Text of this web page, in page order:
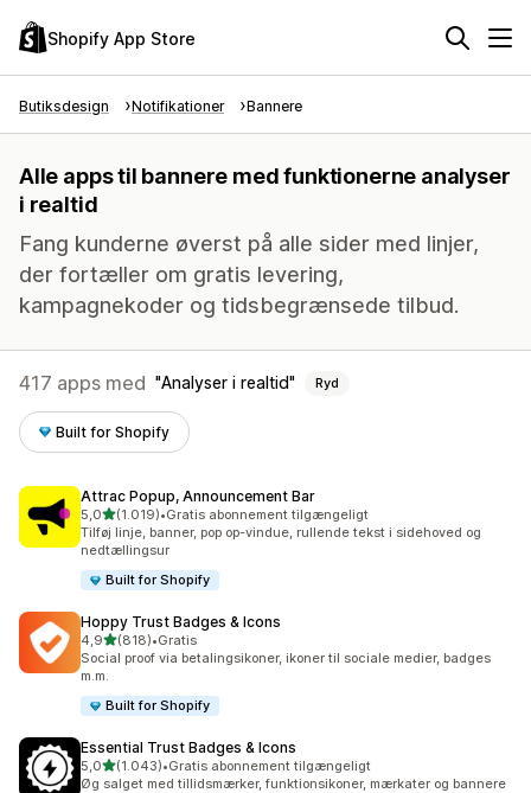
Shopify App Store
Butiksdesign Notifikationer Bannere
Alle apps til bannere med funktionerne analyser
i realtid
Fang kunderne øverst på alle sider med linjer,
der fortæller om gratis levering,
kampagnekoder og tidsbegrænsede tilbud.
417 apps med Analyser i realtid Ryd
Built for Shopify
Attrac Popup, Announcement Bar
5,0ud af 5 stjerner
(1.019)
1019 anmeldelser i alt
•Gratis abonnement tilgængeligt
Tilføj linje, banner, pop op-vindue, rullende tekst i sidehoved og
nedtællingsur
Built for Shopify
Hoppy Trust Badges & Icons
4,9ud af 5 stjerner
(818)
818 anmeldelser i alt
•Gratis
Social proof via betalingsikoner, ikoner til sociale medier, badges
m.m.
Built for Shopify
Essential Trust Badges & Icons
5,0ud af 5 stjerner
(1.043)
1043 anmeldelser i alt
•Gratis abonnement tilgængeligt
Øg salget med tillidsmærker, funktionsikoner, mærkater og bannere